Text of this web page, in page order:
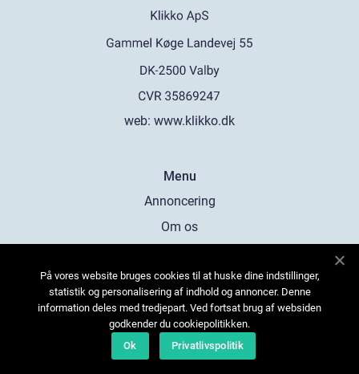
web: www.klikko.dk
Menu
Annoncering
Om os
Kontakt os
Sitemap
På vores website bruges cookies til at huske dine indstillinger,
statistik og personalisering af indhold og annoncer. Denne
information deles med tredjepart. Ved fortsat brug af websiden
godkender du cookiepolitikken.
Ok
Privatlivspolitik